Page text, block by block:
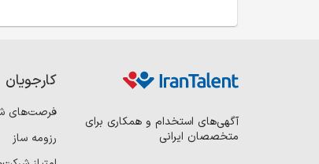
آگهی‌های استخدام و همکاری برای
متخصصان ایرانی
کارجویان
فرصت‌های
رزومه ساز